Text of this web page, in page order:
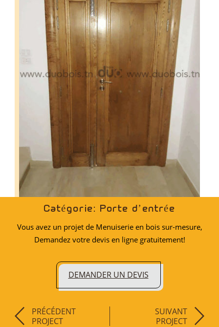
Catégorie: Porte d’entrée
Vous avez un projet de Menuiserie en bois sur-mesure,
Demandez votre devis en ligne gratuitement!
DEMANDER UN DEVIS
PRÉCÉDENT
PROJECT
SUIVANT
PROJECT